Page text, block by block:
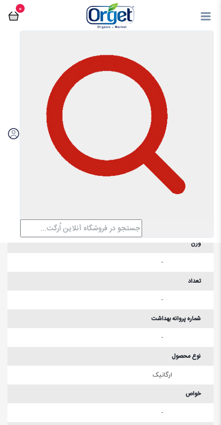
0
برای افزودن کالا به لیست مقایسه کلیک
کنید
وزن
-
تعداد
-
شماره پروانه بهداشت
-
نوع محصول
ارگانیک
خواص
-